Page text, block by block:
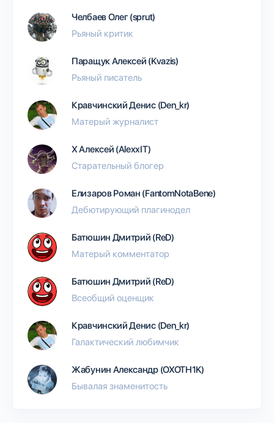
Челбаев Олег (sprut)
Рьяный критик
Паращук Алексей (Kvazis)
Рьяный писатель
Кравчинский Денис (Den_kr)
Матерый журналист
Х Алексей (AlexxIT)
Старательный блогер
Елизаров Роман (FantomNotaBene)
Дебютирующий плагинодел
Батюшин Дмитрий (ReD)
Матерый комментатор
Батюшин Дмитрий (ReD)
Всеобщий оценщик
Кравчинский Денис (Den_kr)
Галактический любимчик
Жабунин Александр (OXOTH1K)
Бывалая знаменитость